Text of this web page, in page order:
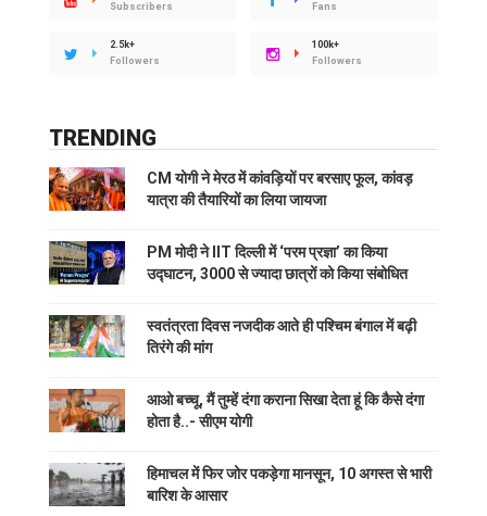
Subscribers
Fans
2.5k+
Followers
100k+
Followers
TRENDING
CM योगी ने मेरठ में कांवड़ियों पर बरसाए फूल, कांवड़
यात्रा की तैयारियों का लिया जायजा
PM मोदी ने IIT दिल्ली में ‘परम प्रज्ञा’ का किया
उद्घाटन, 3000 से ज्यादा छात्रों को किया संबोधित
स्वतंत्रता दिवस नजदीक आते ही पश्चिम बंगाल में बढ़ी
तिरंगे की मांग
आओ बच्चू, मैं तुम्हें दंगा कराना सिखा देता हूं कि कैसे दंगा
होता है..- सीएम योगी
हिमाचल में फिर जोर पकड़ेगा मानसून, 10 अगस्त से भारी
बारिश के आसार